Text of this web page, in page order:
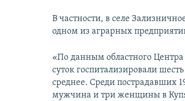
В частности, в селе
одном из аграрных
«По данным областного
суток госпитализировали
среднее. Среди пострадавших
мужчина и три женщины в